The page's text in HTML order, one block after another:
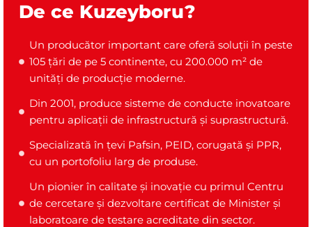
De ce Kuzeyboru?
Un producător important care oferă soluții în peste
105 țări de pe 5 continente, cu 200.000 m² de
unități de producție moderne.
Din 2001, produce sisteme de conducte inovatoare
pentru aplicații de infrastructură și suprastructură.
Specializată în țevi Pafsin, PEID, corugată și PPR,
cu un portofoliu larg de produse.
Un pionier în calitate și inovație cu primul Centru
de cercetare și dezvoltare certificat de Minister și
laboratoare de testare acreditate din sector.